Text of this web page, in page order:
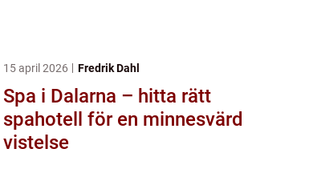
15 april 2026 Fredrik Dahl
Spa i Dalarna – hitta rätt
spahotell för en minnesvärd
vistelse